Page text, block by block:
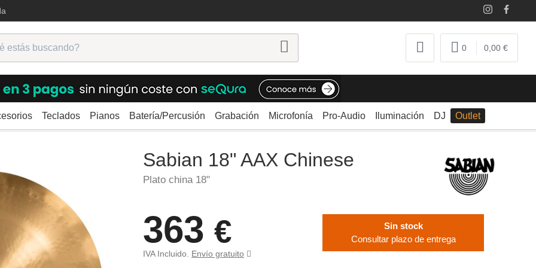
0 0,00 €
Teclados Pianos Batería/Percusión Grabación Microfonía Pro-Audio Iluminación DJ Outlet
Sabian 18" AAX Chinese
Sabian 18" AAX Chinese
Plato china 18"
363 €
IVA Incluido. Envío gratuito
Sin stock
Consultar plazo de entrega